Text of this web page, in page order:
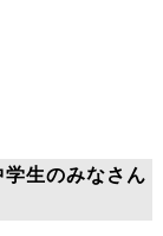
生のみなさん